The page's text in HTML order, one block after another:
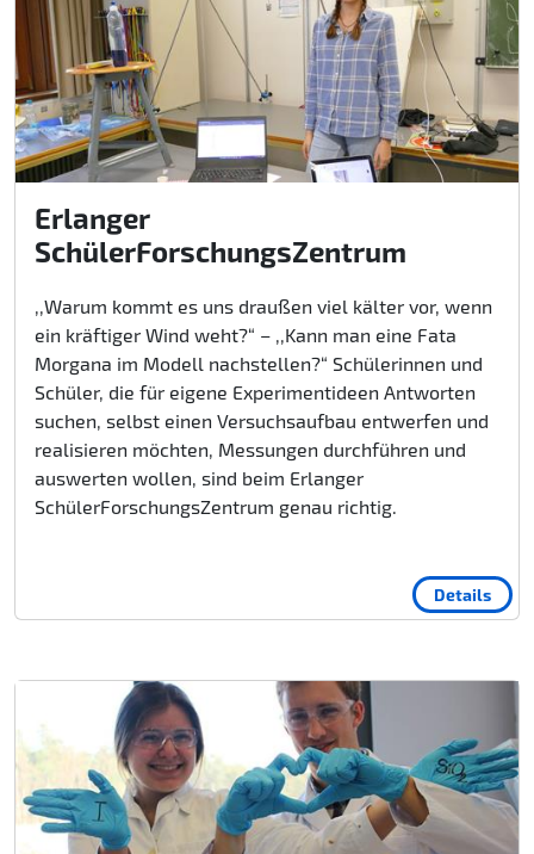
Erlanger
SchülerForschungsZentrum
,,Warum kommt es uns draußen viel kälter vor, wenn
ein kräftiger Wind weht?“ – ,,Kann man eine Fata
Morgana im Modell nachstellen?“ Schülerinnen und
Schüler, die für eigene Experimentideen Antworten
suchen, selbst einen Versuchsaufbau entwerfen und
realisieren möchten, Messungen durchführen und
auswerten wollen, sind beim Erlanger
SchülerForschungsZentrum genau richtig.
Details